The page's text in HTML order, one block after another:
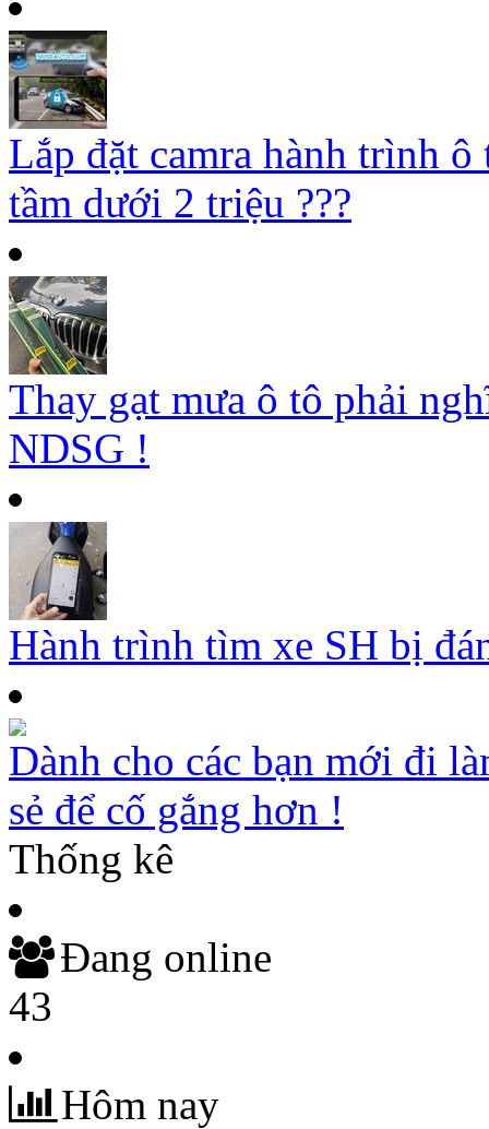
Lắp đặt camra hành trình
tầm dưới 2 triệu ???
Thay gạt mưa ô tô phải
NDSG !
Hành trình tìm xe SH bị
Dành cho các bạn mới đi
sẻ để cố gắng hơn !
Thống kê
Đang online
43
Hôm nay